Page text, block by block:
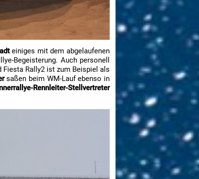
einiges mit dem abgelaufenen
Begeisterung. Auch personell
Rally2 ist zum Beispiel als
saßen beim WM-Lauf ebenso in
Rennleiter-Stellvertreter